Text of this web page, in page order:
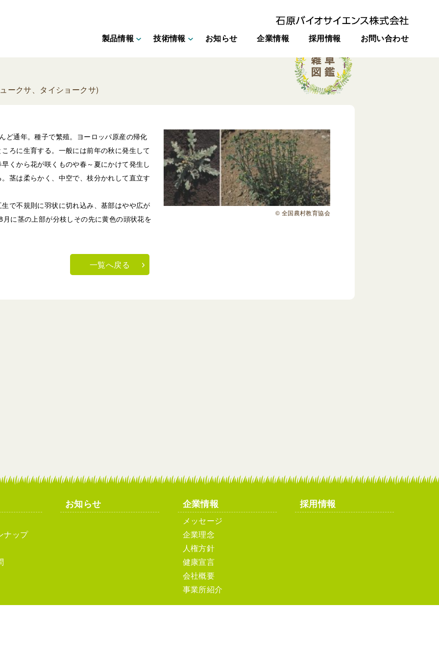
製品情報 技術情報 お知らせ 企業情報 採用情報 お問い合わせ
ークサ、タイショークサ)
© 全国農村教育協会
ど通年。種子で繁殖。ヨーロッパ原産の帰化
ろに生育する。一般には前年の秋に発生して
くから花が咲くものや春～夏にかけて発生し
茎は柔らかく、中空で、枝分かれして直立す
で不規則に羽状に切れ込み、基部はやや広が
に茎の上部が分枝しその先に黄色の頭状花を
一覧へ戻る
ナップ
お知らせ 企業情報
メッセージ
企業理念
人権方針
健康宣言
会社概要
事業所紹介
採用情報